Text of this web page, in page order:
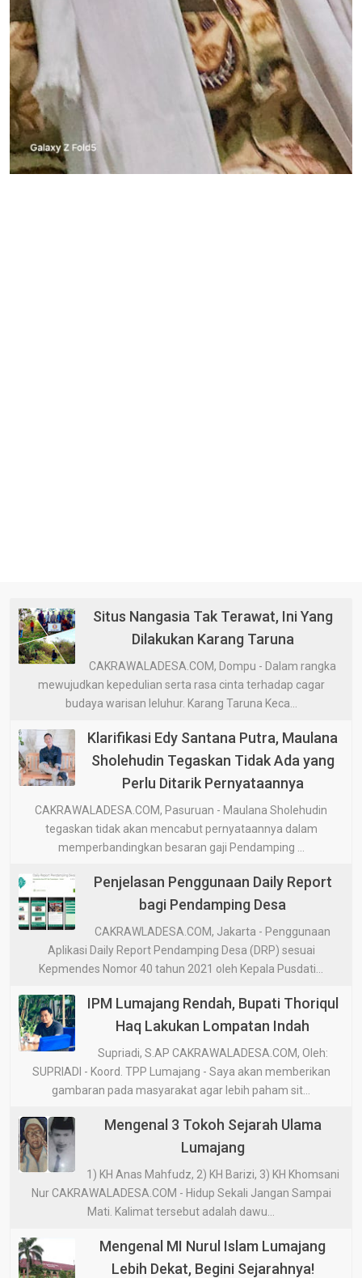
Situs Nangasia Tak Terawat, Ini Yang
Dilakukan Karang Taruna
CAKRAWALADESA.COM, Dompu - Dalam rangka
mewujudkan kepedulian serta rasa cinta terhadap cagar
budaya warisan leluhur. Karang Taruna Keca...
Klarifikasi Edy Santana Putra, Maulana
Sholehudin Tegaskan Tidak Ada yang
Perlu Ditarik Pernyataannya
CAKRAWALADESA.COM, Pasuruan - Maulana Sholehudin
tegaskan tidak akan mencabut pernyataannya dalam
memperbandingkan besaran gaji Pendamping ...
Penjelasan Penggunaan Daily Report
bagi Pendamping Desa
CAKRAWLADESA.COM, Jakarta - Penggunaan
Aplikasi Daily Report Pendamping Desa (DRP) sesuai
Kepmendes Nomor 40 tahun 2021 oleh Kepala Pusdati...
IPM Lumajang Rendah, Bupati Thoriqul
Haq Lakukan Lompatan Indah
Supriadi, S.AP CAKRAWALADESA.COM, Oleh:
SUPRIADI - Koord. TPP Lumajang - Saya akan memberikan
gambaran pada masyarakat agar lebih paham sit...
Mengenal 3 Tokoh Sejarah Ulama
Lumajang
1) KH Anas Mahfudz, 2) KH Barizi, 3) KH Khomsani
Nur CAKRAWALADESA.COM - Hidup Sekali Jangan Sampai
Mati. Kalimat tersebut adalah dawu...
Mengenal MI Nurul Islam Lumajang
Lebih Dekat, Begini Sejarahnya!